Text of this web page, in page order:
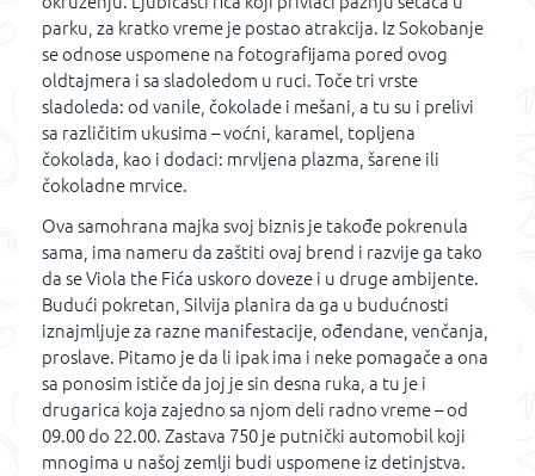
parku, za kratko vreme je postao atrakcija. Iz Sokobanje
se odnose uspomene na fotografijama pored ovog
oldtajmera i sa sladoledom u ruci. Toče tri vrste
sladoleda: od vanile, čokolade i mešani, a tu su i prelivi
sa različitim ukusima – voćni, karamel, topljena
čokolada, kao i dodaci: mrvljena plazma, šarene ili
čokoladne mrvice.
Ova samohrana majka svoj biznis je takođe pokrenula
sama, ima nameru da zaštiti ovaj brend i razvije ga tako
da se Viola the Fića uskoro doveze i u druge ambijente.
Budući pokretan, Silvija planira da ga u budućnosti
iznajmljuje za razne manifestacije, ođendane, venčanja,
proslave. Pitamo je da li ipak ima i neke pomagače a ona
sa ponosim ističe da joj je sin desna ruka, a tu je i
drugarica koja zajedno sa njom deli radno vreme – od
09.00 do 22.00. Zastava 750 je putnički automobil koji
mnogima u našoj zemlji budi uspomene iz detinjstva.